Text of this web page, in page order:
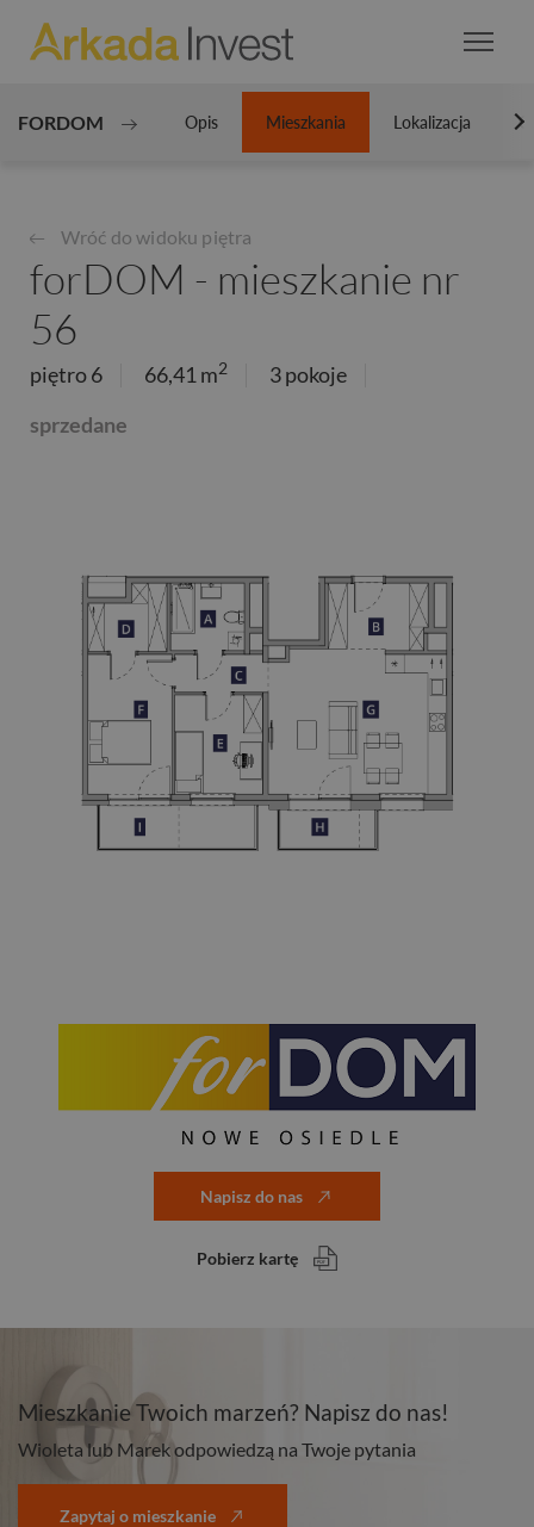
FORDOM Opis Mieszkania Lokalizacja
Wróć do widoku piętra
forDOM - mieszkanie nr
56
piętro 6 66,41 m2
3 pokoje
sprzedane
Napisz do nas
Pobierz kartę
Mieszkanie Twoich marzeń? Napisz do nas!
Wioleta lub Marek odpowiedzą na Twoje pytania
Zapytaj o mieszkanie